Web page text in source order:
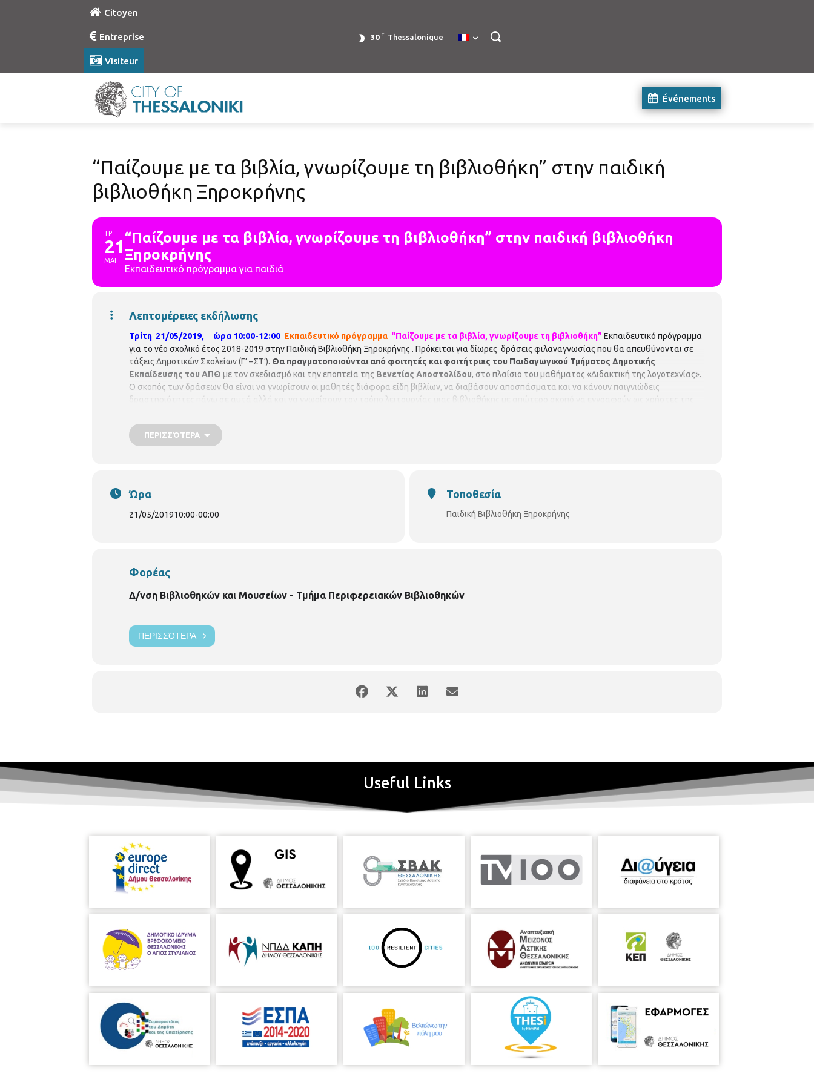
Citoyen
Entreprise
Visiteur
30 C Thessalonique
Événements
“Παίζουμε με τα βιβλία, γνωρίζουμε τη βιβλιοθήκη” στην παιδική
βιβλιοθήκη Ξηροκρήνης
ΤΡ
21
ΜΑΙ
“Παίζουμε με τα βιβλία, γνωρίζουμε τη βιβλιοθήκη” στην παιδική βιβλιοθήκη
Ξηροκρήνης
Εκπαιδευτικό πρόγραμμα για παιδιά
Λεπτομέρειες εκδήλωσης
Τρίτη 21/05/2019, ώρα 10:00-12:00 Εκπαιδευτικό πρόγραμμα “Παίζουμε με τα βιβλία, γνωρίζουμε τη βιβλιοθήκη” Εκπαιδευτικό πρόγραμμα
για το νέο σχολικό έτος 2018-2019 στην Παιδική Βιβλιοθήκη Ξηροκρήνης . Πρόκειται για δίωρες δράσεις φιλαναγνωσίας που θα απευθύνονται σε
τάξεις Δημοτικών Σχολείων (Γ’ –ΣΤ’). Θα πραγματοποιούνται από φοιτητές και φοιτήτριες του Παιδαγωγικού Τμήματος Δημοτικής
Εκπαίδευσης του ΑΠΘ με τον σχεδιασμό και την εποπτεία της Βενετίας Αποστολίδου, στο πλαίσιο του μαθήματος «Διδακτική της λογοτεχνίας».
Ο σκοπός των δράσεων θα είναι να γνωρίσουν οι μαθητές διάφορα είδη βιβλίων, να διαβάσουν αποσπάσματα και να κάνουν παιγνιώδεις
δραστηριότητες πάνω σε αυτά αλλά και να γνωρίσουν τον τρόπο λειτουργίας μιας βιβλιοθήκης με απώτερο σκοπό να εγγραφούν ως χρήστες της.
απαιτείται προεγγραφή. Οι θέσεις είναι περιορισμένες και θα τηρηθεί απόλυτη σειρά προτεραιότητας, ενώ θα υπάρξει λίστα αναμονής σε
περίπτωση υπεράριθμων εγγραφών.
ΠΕΡΙΣΣΌΤΕΡΑ
Ώρα
21/05/201910:00-00:00
Τοποθεσία
Παιδική Βιβλιοθήκη Ξηροκρήνης
Φορέας
Δ/νση Βιβλιοθηκών και Μουσείων - Τμήμα Περιφερειακών Βιβλιοθηκών
ΠΕΡΙΣΣΌΤΕΡΑ
Useful Links